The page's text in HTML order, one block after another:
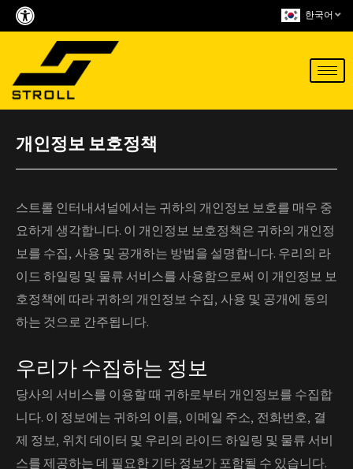
Skip
to
한국어
개인정보 보호정책
스트롤 인터내셔널에서는 귀하의 개인정보 보호를 매우 중
요하게 생각합니다. 이 개인정보 보호정책은 귀하의 개인정
보를 수집, 사용 및 공개하는 방법을 설명합니다. 우리의 라
이드 하일링 및 물류 서비스를 사용함으로써 이 개인정보 보
호정책에 따라 귀하의 개인정보 수집, 사용 및 공개에 동의
하는 것으로 간주됩니다.
우리가 수집하는 정보
당사의 서비스를 이용할 때 귀하로부터 개인정보를 수집합
니다. 이 정보에는 귀하의 이름, 이메일 주소, 전화번호, 결
제 정보, 위치 데이터 및 우리의 라이드 하일링 및 물류 서비
스를 제공하는 데 필요한 기타 정보가 포함될 수 있습니다.